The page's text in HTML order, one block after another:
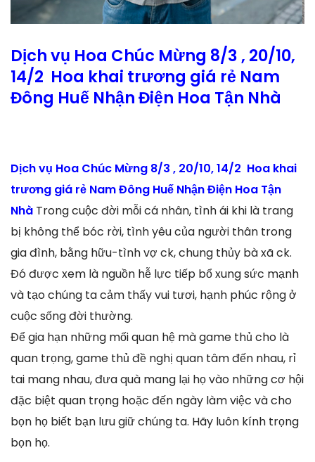
Dịch vụ Hoa Chúc Mừng 8/3 , 20/10,
14/2 Hoa khai trương giá rẻ Nam
Đông Huế Nhận Điện Hoa Tận Nhà
Dịch vụ Hoa Chúc Mừng 8/3 , 20/10, 14/2 Hoa khai
trương giá rẻ Nam Đông Huế Nhận Điện Hoa Tận
Nhà Trong cuộc đời mỗi cá nhân, tình ái khi là trang
bị không thể bóc rời, tình yêu của người thân trong
gia đình, bằng hữu-tình vợ ck, chung thủy bà xã ck.
Đó được xem là nguồn hễ lực tiếp bổ xung sức mạnh
và tạo chúng ta cảm thấy vui tươi, hạnh phúc rộng ở
cuộc sống đời thường.
Để gia hạn những mối quan hệ mà game thủ cho là
quan trọng, game thủ đề nghị quan tâm đến nhau, rỉ
tai mang nhau, đưa quà mang lại họ vào những cơ hội
đặc biệt quan trọng hoặc đến ngày làm việc và cho
bọn họ biết bạn lưu giữ chúng ta. Hãy luôn kính trọng
bọn họ.